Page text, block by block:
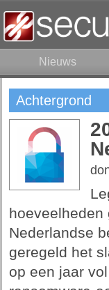
Nieuws
Achtergrond
hoeveelheden
Nederlandse
geregeld het
op een jaar